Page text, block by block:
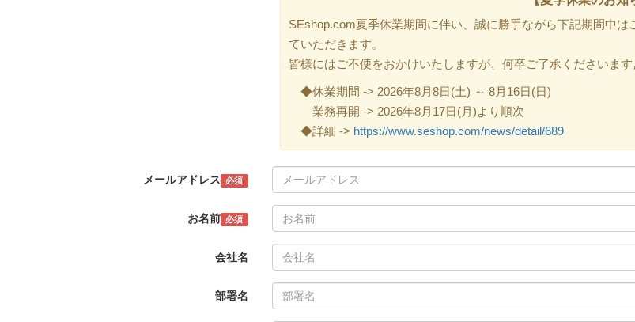
SEshop.com夏季休業期間に伴い、誠に勝手ながら下記期間中
ていただきます。
皆様にはご不便をおかけいたしますが、何卒ご了承くださいます
◆休業期間 -> 2026年8月8日(土) ～ 8月16日(日)
業務再開 -> 2026年8月17日(月)より順次
◆詳細 -> https://www.seshop.com/news/detail/689
メールアドレス 必須
お名前 必須
会社名
部署名